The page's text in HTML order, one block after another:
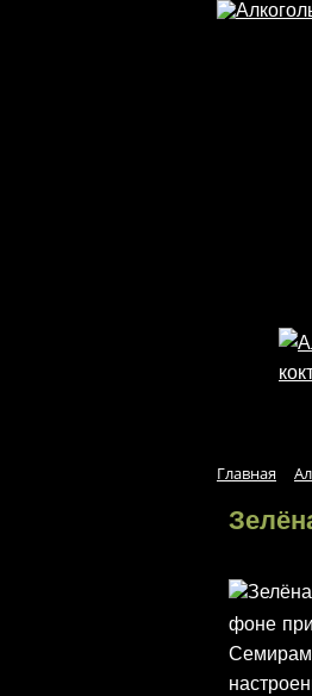
Перейти к основному содержанию
Главная
фоне